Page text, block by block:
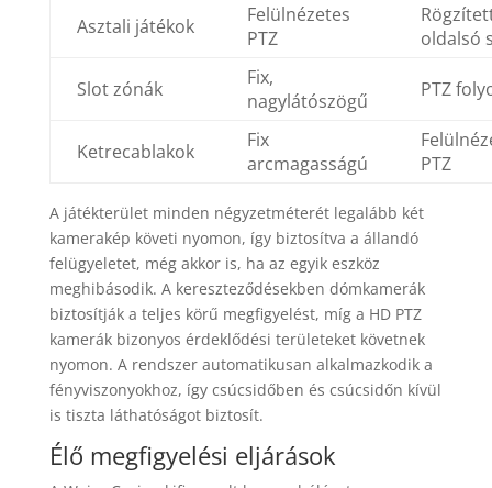
Asztali játékok
Felülnézetes
PTZ
oldalsó
Slot zónák
Fix,
nagylátószögű
PTZ
Ketrecablakok
Fix
arcmagasságú
PTZ
A játékterület minden négyzetméterét legalább két
kamerakép követi nyomon, így biztosítva a állandó
felügyeletet, még akkor is, ha az egyik eszköz
meghibásodik. A kereszteződésekben dómkamerák
biztosítják a teljes körű megfigyelést, míg a HD PTZ
kamerák bizonyos érdeklődési területeket követnek
nyomon. A rendszer automatikusan alkalmazkodik a
fényviszonyokhoz, így csúcsidőben és csúcsidőn kívül
is tiszta láthatóságot biztosít.
Élő megfigyelési eljárások